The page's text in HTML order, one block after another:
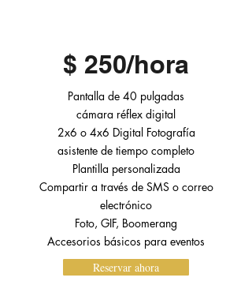
$ 250/hora
Pantalla de 40 pulgadas
cámara réflex digital
2x6 o 4x6 Digital Fotografía
asistente de tiempo completo
Plantilla personalizada
Compartir a través de SMS o correo
electrónico
Foto, GIF, Boomerang
Accesorios básicos para eventos
Reservar ahora